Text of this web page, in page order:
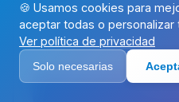
Ver
🍪 Usamos cookies para
aceptar todas o personalizar
Ver política de privacidad
Solo necesarias